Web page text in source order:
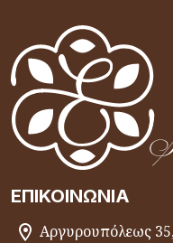
ΕΠΙΚΟΙΝΩΝΊΑ
Αργυρουπόλεως